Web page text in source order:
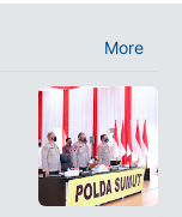
More